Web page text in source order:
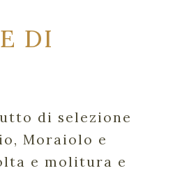
DI
di selezione
Moraiolo e
e molitura e